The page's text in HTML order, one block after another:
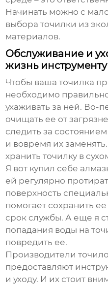
Начинать можно с
выбора точилки из
материалов.
Обслуживание и
жизнь инструменту
Чтобы ваша точилка
необходимо
ухаживать за ней. Во-
очищать ее от
следить за
и вовремя их
хранить точилку в
Я вот купил себе
ей регулярно
поверхность
помогает сохранить
срок службы. А еще я
попадания воды на
повредить ее.
Производители
предоставляют
и уходу. И их стоит